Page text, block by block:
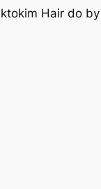
Hair do by